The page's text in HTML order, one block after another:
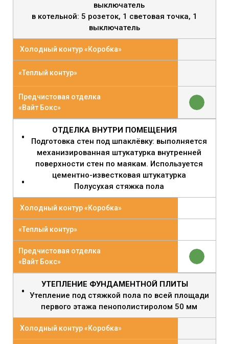
выключатель
в котельной: 5 розеток, 1 световая точка, 1
выключатель
Холодный контур «Коробка»
«Теплый контур»
Предчистовая отделка
«Вайт Бокс»
ОТДЕЛКА ВНУТРИ ПОМЕЩЕНИЯ
Подготовка стен под шпаклёвку: выполняется
механизированная штукатурка внутренней
поверхности стен по маякам. Используется
цементно-известковая штукатурка
Полусухая стяжка пола
Холодный контур «Коробка»
«Теплый контур»
Предчистовая отделка
«Вайт Бокс»
УТЕПЛЕНИЕ ФУНДАМЕНТНОЙ ПЛИТЫ
Утепление под стяжкой пола по всей площади
первого этажа пенополистиролом 50 мм
Холодный контур «Коробка»